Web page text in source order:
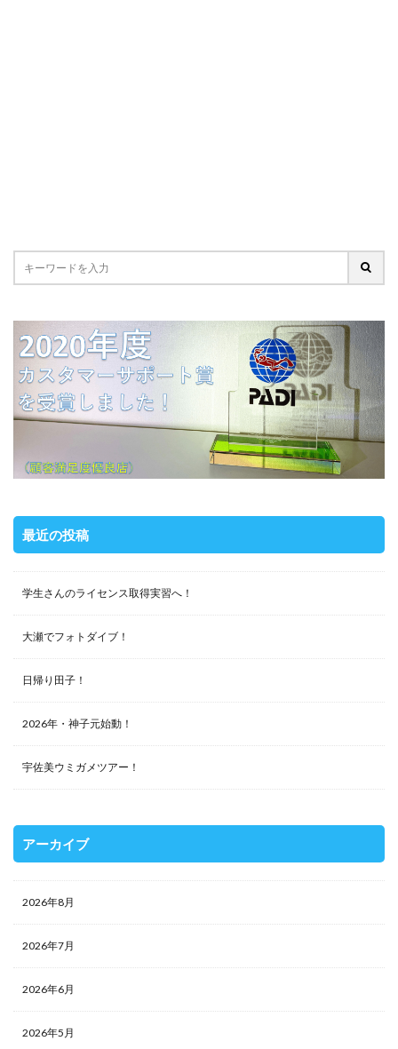
最近の投稿
学生さんのライセンス取得実習へ！
大瀬でフォトダイブ！
日帰り田子！
2026年・神子元始動！
宇佐美ウミガメツアー！
アーカイブ
2026年8月
2026年7月
2026年6月
2026年5月